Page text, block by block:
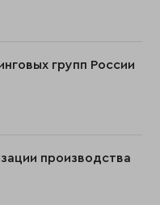
групп России
производства